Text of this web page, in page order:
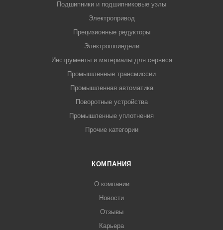
Подшипники и подшипниковые узлы
Электропривод
Прецизионные редукторы
Электрошпиндели
Инструменты и материалы для сервиса
Промышленные трансмиссии
Промышленная автоматика
Поворотные устройства
Промышленные уплотнения
Прочие категории
КОМПАНИЯ
О компании
Новости
Отзывы
Карьера